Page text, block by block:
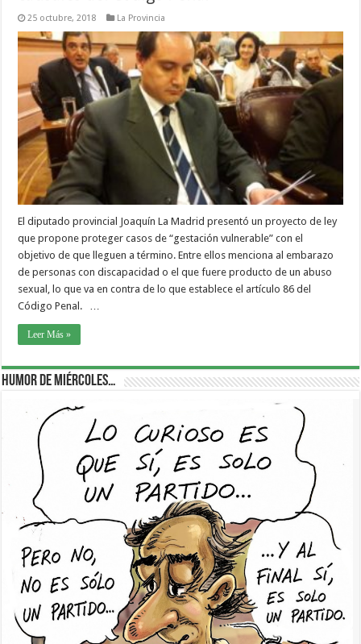
25 octubre, 2018 La Provincia
El diputado provincial Joaquín La Madrid presentó un proyecto de ley
que propone proteger casos de “gestación vulnerable” con el
objetivo de que lleguen a término. Entre ellos menciona al embarazo
de personas con discapacidad o el que fuere producto de un abuso
sexual, lo que va en contra de lo que establece el artículo 86 del
Código Penal. …
Leer Más »
Humor de Miércoles…